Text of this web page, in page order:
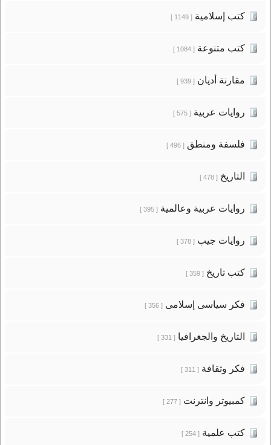
كتب إسلامية[ 1149 ]
كتب متنوعة[ 1084 ]
مقارنة أديان[ 939 ]
روايات عربية[ 575 ]
فلسفة ومنطق[ 496 ]
التاريخ[ 478 ]
روايات عربية وعالمية[ 395 ]
روايات جيب[ 378 ]
كتب تاريخ[ 359 ]
فكر سياسى إسلامى[ 356 ]
التاريخ والجغرافيا[ 331 ]
فكر وثقافة[ 311 ]
كمبيوتر وانترنت[ 277 ]
كتب علمية[ 254 ]